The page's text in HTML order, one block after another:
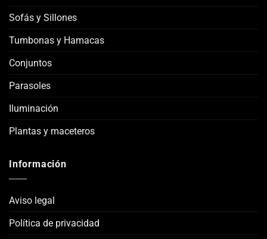
Sofás y Sillones
Tumbonas y Hamacas
Conjuntos
Parasoles
Iluminación
Plantas y maceteros
Información
Aviso legal
Política de privacidad